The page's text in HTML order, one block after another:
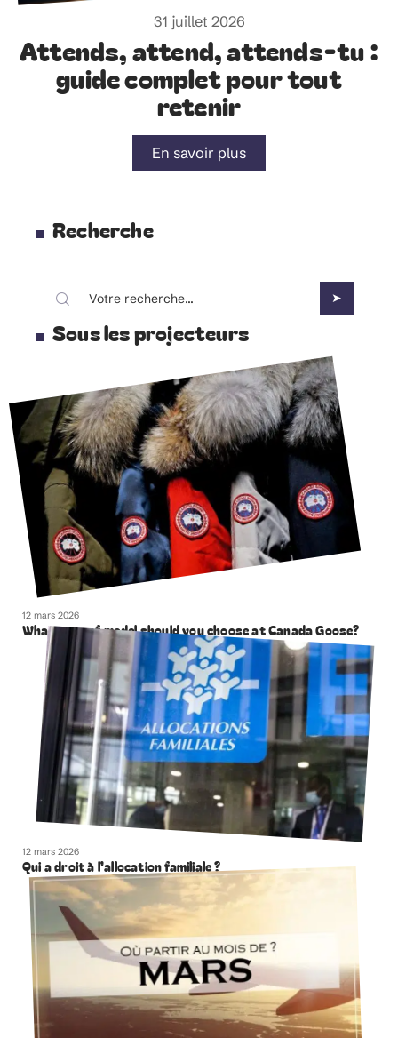
31 juillet 2026
Attends, attend, attends-tu :
guide complet pour tout
retenir
En savoir plus
Recherche
Sous les projecteurs
12 mars 2026
What type of model should you choose at Canada Goose?
12 mars 2026
Qui a droit à l’allocation familiale ?